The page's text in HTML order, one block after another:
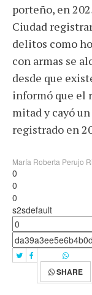
porteño, en
Ciudad
delitos como
con armas se
desde que
informó que el
mitad y cayó
registrado en
María Roberta Perujo
0
0
0
s2sdefault
SHARE